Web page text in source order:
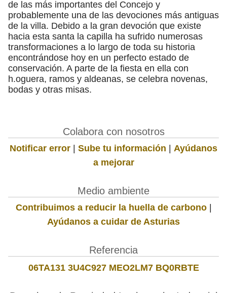
de las más importantes del Concejo y
probablemente una de las devociones más antiguas
de la villa. Debido a la gran devoción que existe
hacia esta santa la capilla ha sufrido numerosas
transformaciones a lo largo de toda su historia
encontrándose hoy en un perfecto estado de
conservación. A parte de la fiesta en ella con
h.oguera, ramos y aldeanas, se celebra novenas,
bodas y otras misas.
Colabora con nosotros
Notificar error | Sube tu información | Ayúdanos
a mejorar
Medio ambiente
Contribuimos a reducir la huella de carbono|
Ayúdanos a cuidar de Asturias
Referencia
06TA131 3U4C927 MEO2LM7 BQ0RBTE